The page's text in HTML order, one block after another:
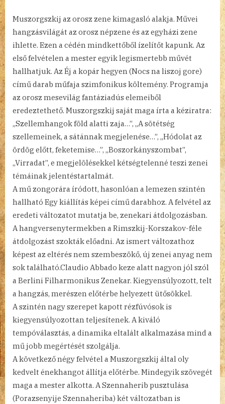
Muszorgszkij az orosz zene kimagasló alakja. Művei
hangzásvilágát az orosz népzene és az egyházi zene
ihlette. Ezen a cédén mindkettőből ízelítőt kapunk. Az
első felvételen a mester egyik legismertebb művét
hallhatjuk. Az Éj a kopár hegyen (Nocs na liszoj gore)
című darab műfaja szimfonikus költemény. Programja
az orosz mesevilág fantáziadús elemeiből
eredeztethető. Muszorgszkij saját maga írta a kéziratra:
„Szellemhangok föld alatti zaja…”, „A sötétség
szellemeinek, a sátánnak megjelenése…”, „Hódolat az
ördög előtt, feketemise…”, „Boszorkányszombat”,
„Virradat”, e megjelölésekkel kétségtelenné teszi zenei
témáinak jelentéstartalmát.
A mű zongorára íródott, hasonlóan a lemezen szintén
hallható Egy kiállítás képei című darabhoz. A felvétel az
eredeti változatot mutatja be, zenekari átdolgozásban.
A hangversenytermekben a Rimszkij-Korszakov-féle
átdolgozást szokták előadni. Az ismert változathoz
képest az eltérés nem szembeszökő, új zenei anyag nem
sok található.Claudio Abbado keze alatt nagyon jól szól
a Berlini Filharmonikus Zenekar. Kiegyensúlyozott, telt
a hangzás, merészen előtérbe helyezett ütősökkel.
A szintén nagy szerepet kapott rézfúvósok is
kiegyensúlyozottan teljesítenek. A kiváló
tempóválasztás, a dinamika eltalált alkalmazása mind a
mű jobb megértését szolgálja.
A következő négy felvétel a Muszorgszkij által oly
kedvelt énekhangot állítja előtérbe. Mindegyik szövegét
maga a mester alkotta. A Szennaherib pusztulása
(Porazsenyije Szennaheriba) két változatban is